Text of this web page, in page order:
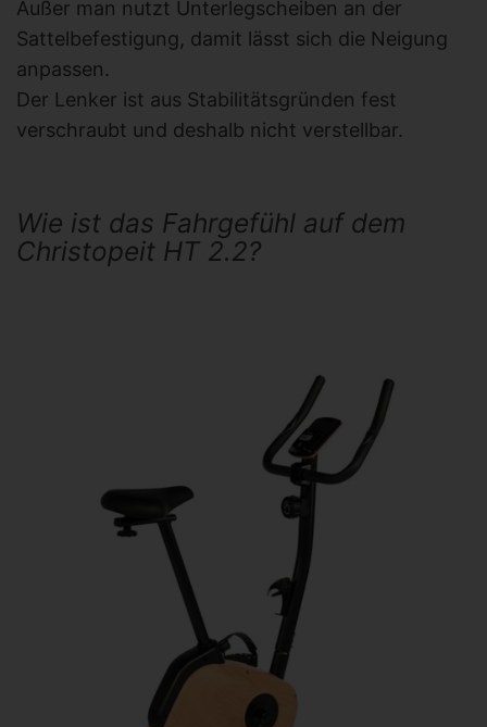
Außer man nutzt Unterlegscheiben an der
Sattelbefestigung, damit lässt sich die Neigung
anpassen.
Der Lenker ist aus Stabilitätsgründen fest
verschraubt und deshalb nicht verstellbar.
Wie ist das Fahrgefühl auf dem
Christopeit HT 2.2?